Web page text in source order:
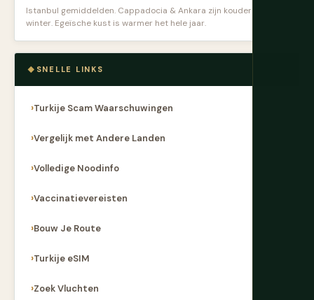
Istanbul gemiddelden. Cappadocia & Ankara zijn kouder in de
winter. Egeïsche kust is warmer het hele jaar.
SNELLE LINKS
Turkije Scam Waarschuwingen
Vergelijk met Andere Landen
Volledige Noodinfo
Vaccinatievereisten
Bouw Je Route
Turkije eSIM
Zoek Vluchten